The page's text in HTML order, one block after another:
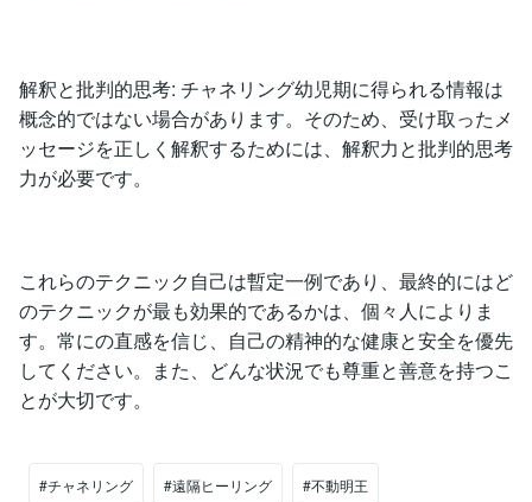
解釈と批判的思考: チャネリング幼児期に得られる情報は
概念的ではない場合があります。そのため、受け取ったメ
ッセージを正しく解釈するためには、解釈力と批判的思考
力が必要です。
これらのテクニック自己は暫定一例であり、最終的にはど
のテクニックが最も効果的であるかは、個々人によりま
す。常にの直感を信じ、自己の精神的な健康と安全を優先
してください。また、どんな状況でも尊重と善意を持つこ
とが大切です。
#チャネリング #遠隔ヒーリング #不動明王